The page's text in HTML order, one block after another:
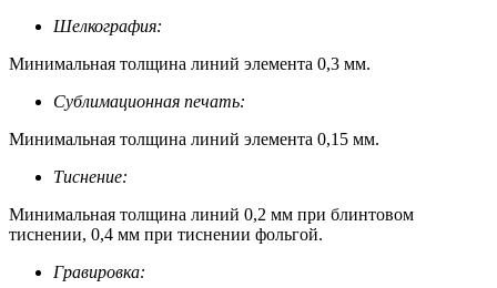
Шелкография:
Минимальная толщина линий элемента 0,3 мм.
Сублимационная печать:
Минимальная толщина линий элемента 0,15 мм.
Тиснение:
Минимальная толщина линий 0,2 мм при блинтовом
тиснении, 0,4 мм при тиснении фольгой.
Гравировка: